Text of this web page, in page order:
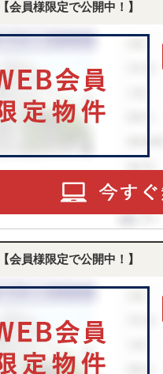
【会員様限定で公開中！】
【会員様限定で公開中！】